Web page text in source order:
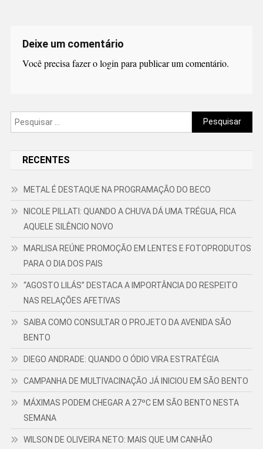
Deixe um comentário
Você precisa fazer ologin para publicar um comentário.
Pesquisar
por:
RECENTES
METAL É DESTAQUE NA PROGRAMAÇÃO DO BECO
NICOLE PILLATI: QUANDO A CHUVA DÁ UMA TRÉGUA, FICA
AQUELE SILÊNCIO NOVO
MARLISA REÚNE PROMOÇÃO EM LENTES E FOTOPRODUTOS
PARA O DIA DOS PAIS
“AGOSTO LILÁS” DESTACA A IMPORTÂNCIA DO RESPEITO
NAS RELAÇÕES AFETIVAS
SAIBA COMO CONSULTAR O PROJETO DA AVENIDA SÃO
BENTO
DIEGO ANDRADE: QUANDO O ÓDIO VIRA ESTRATÉGIA
CAMPANHA DE MULTIVACINAÇÃO JÁ INICIOU EM SÃO BENTO
MÁXIMAS PODEM CHEGAR A 27ºC EM SÃO BENTO NESTA
SEMANA
WILSON DE OLIVEIRA NETO: MAIS QUE UM CANHÃO